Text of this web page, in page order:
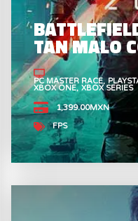
TAN MALO
PC MASTER RACE
XBOX ONE XBOX SERIES
1,399.00MXN
FPS